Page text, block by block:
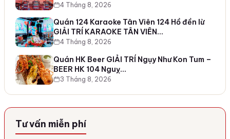
4 Tháng 8, 2026
Quán 124 Karaoke Tân Viên 124 Hồ đền lừ
GIẢI TRÍ KARAOKE TÂN VIÊN…
4 Tháng 8, 2026
Quán HK Beer GIẢI TRÍ Ngụy Như Kon Tum –
BEER HK 104 Nguỵ…
3 Tháng 8, 2026
Tư vấn miễn phí